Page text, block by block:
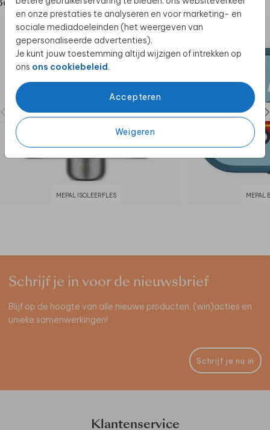
en onze prestaties te analyseren en voor marketing- en
sociale mediadoeleinden (het weergeven van
gepersonaliseerde advertenties).
Je kunt jouw toestemming altijd wijzigen of intrekken op
ons ons cookiebeleid.
Accepteren
Weigeren
de complete set
MEPAL ISOLEERFLES MEPAL
Schrijf je in voor de nieuwsbrief
Blijf op de hoogte van alle nieuwe producten, (win)acties en
unieke samenwerkingen!
Schrijf je nu in
Klantenservice